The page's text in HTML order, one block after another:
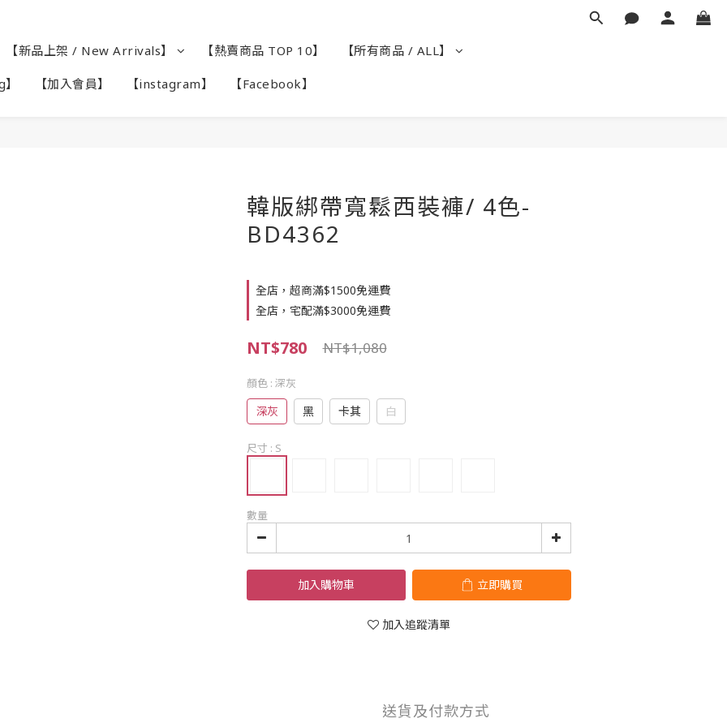
【新品上架 / New Arrivals】 【熱賣商品 TOP 10】 【所有商品 / ALL】
【加入會員】 【instagram】 【Facebook】
韓版綁帶寬鬆西裝褲/ 4色-
BD4362
全店，超商滿$1500免運費
全店，宅配滿$3000免運費
NT$780 NT$1,080
顏色 : 深灰
深灰 黑 卡其 白
尺寸 : S
數量
加入購物車 立即購買
加入追蹤清單
送貨及付款方式